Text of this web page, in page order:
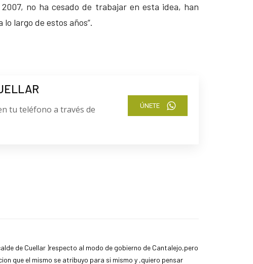
no ha cesado de trabajar en esta idea, han
largo de estos años”.
tu teléfono a través de
ÚNETE
de Cuellar )respecto al modo de gobierno de Cantalejo,pero
que el mismo se atribuyo para si mismo y ,quiero pensar